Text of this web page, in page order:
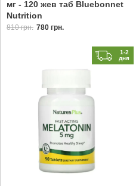
мг - 120 жев таб Bluebonnet
Nutrition
810 грн. 780 грн.
1-2
дня